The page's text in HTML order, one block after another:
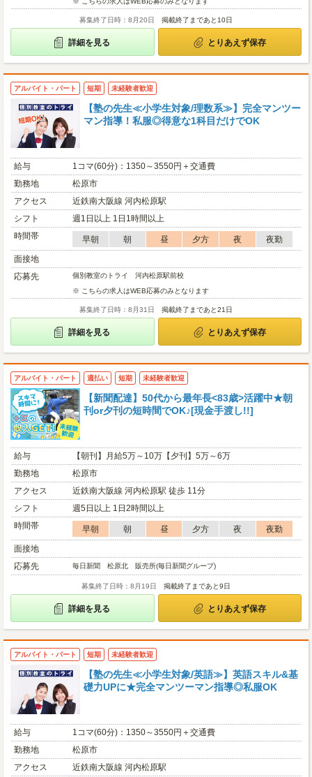
募集終了日時：8月20日 掲載終了まであと10日
詳細を見る とりあえず保存
アルバイト・パート 短期 未経験者歓迎
【塾の先生≪小学生対象/理数系≫】完全マンツー
マン指導！私服◎得意な1科目だけでOK
給与
1コマ(60分)：1350～3550円＋交通費
勤務地
松原市
アクセス
近鉄南大阪線 河内松原駅
シフト
週1日以上 1日1時間以上
時間帯
早朝 朝 昼 夕方 夜
夜勤
面接地
応募先
個別教室のトライ 河内松原駅前校
※ こちらの求人はWEB応募のみとなります
募集終了日時：8月31日 掲載終了まであと21日
詳細を見る とりあえず保存
アルバイト・パート 週払い 短期 未経験者歓迎
【新聞配達】50代から最年長<83歳>活躍中★朝
刊or夕刊の短時間でOK♪[現金手渡し!!]
給与
【朝刊】月給5万～10万【夕刊】5万～6万
勤務地
松原市
アクセス
近鉄南大阪線 河内松原駅 徒歩 11分
シフト
週5日以上 1日2時間以上
時間帯
早朝 朝 昼 夕方 夜
夜勤
面接地
応募先
毎日新聞 松原北 販売所(毎日新聞グループ)
募集終了日時：8月19日 掲載終了まであと9日
詳細を見る とりあえず保存
アルバイト・パート 短期 未経験者歓迎
【塾の先生≪小学生対象/英語≫】英語スキル&基
礎力UPに★完全マンツーマン指導◎私服OK
給与
1コマ(60分)：1350～3550円＋交通費
勤務地
松原市
アクセス
近鉄南大阪線 河内松原駅